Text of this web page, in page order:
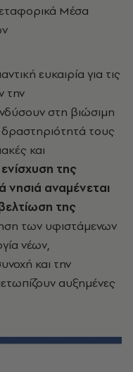
Μέσα
ευκαιρία για τις
την
στη βιώσιμη
τους
και
της
νησιά αναμένεται
της
των υφιστάμενων
νέων,
και την
αυξημένες